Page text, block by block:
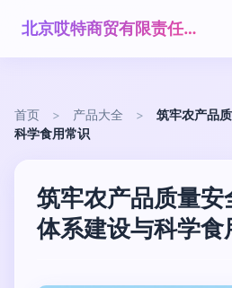
北京哎特商贸有限责任公司
首页 > 产品大全 >
筑牢农产品
科学食用常识
筑牢农产品质量安
体系建设与科学食